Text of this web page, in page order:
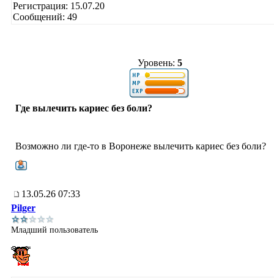
Регистрация: 15.07.20
Сообщений: 49
Уровень: 5
Где вылечить кариес без боли?
Возможно ли где-то в Воронеже вылечить кариес без боли?
13.05.26 07:33
Pilger
Младший пользователь